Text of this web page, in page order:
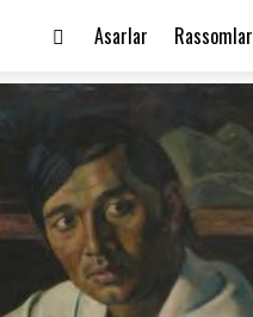
Rassomlar
Asarlar